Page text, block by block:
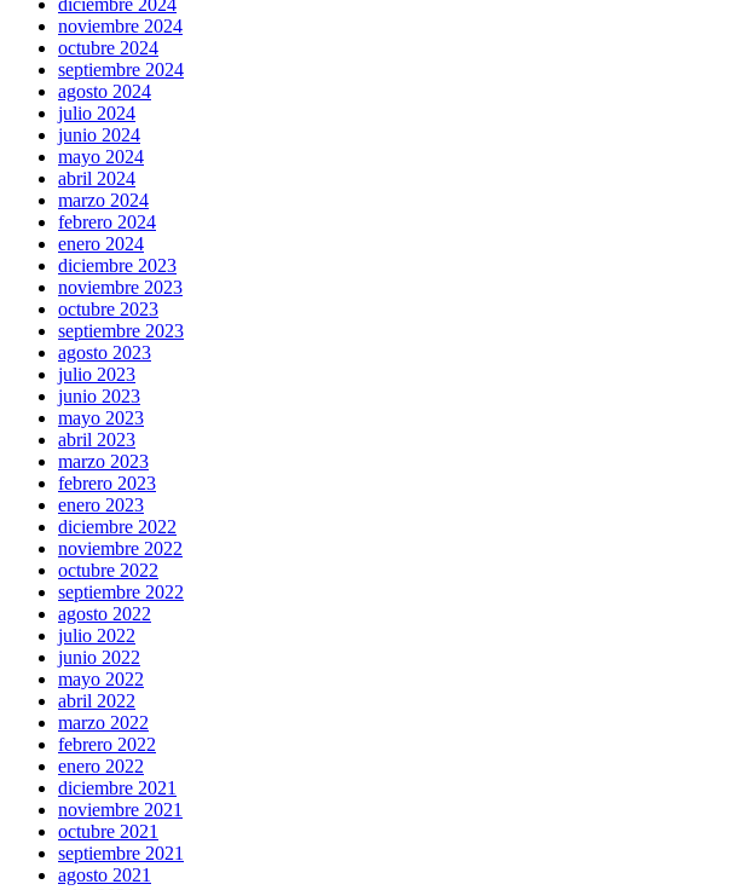
diciembre 2024
noviembre 2024
octubre 2024
septiembre 2024
agosto 2024
julio 2024
junio 2024
mayo 2024
abril 2024
marzo 2024
febrero 2024
enero 2024
diciembre 2023
noviembre 2023
octubre 2023
septiembre 2023
agosto 2023
julio 2023
junio 2023
mayo 2023
abril 2023
marzo 2023
febrero 2023
enero 2023
diciembre 2022
noviembre 2022
octubre 2022
septiembre 2022
agosto 2022
julio 2022
junio 2022
mayo 2022
abril 2022
marzo 2022
febrero 2022
enero 2022
diciembre 2021
noviembre 2021
octubre 2021
septiembre 2021
agosto 2021